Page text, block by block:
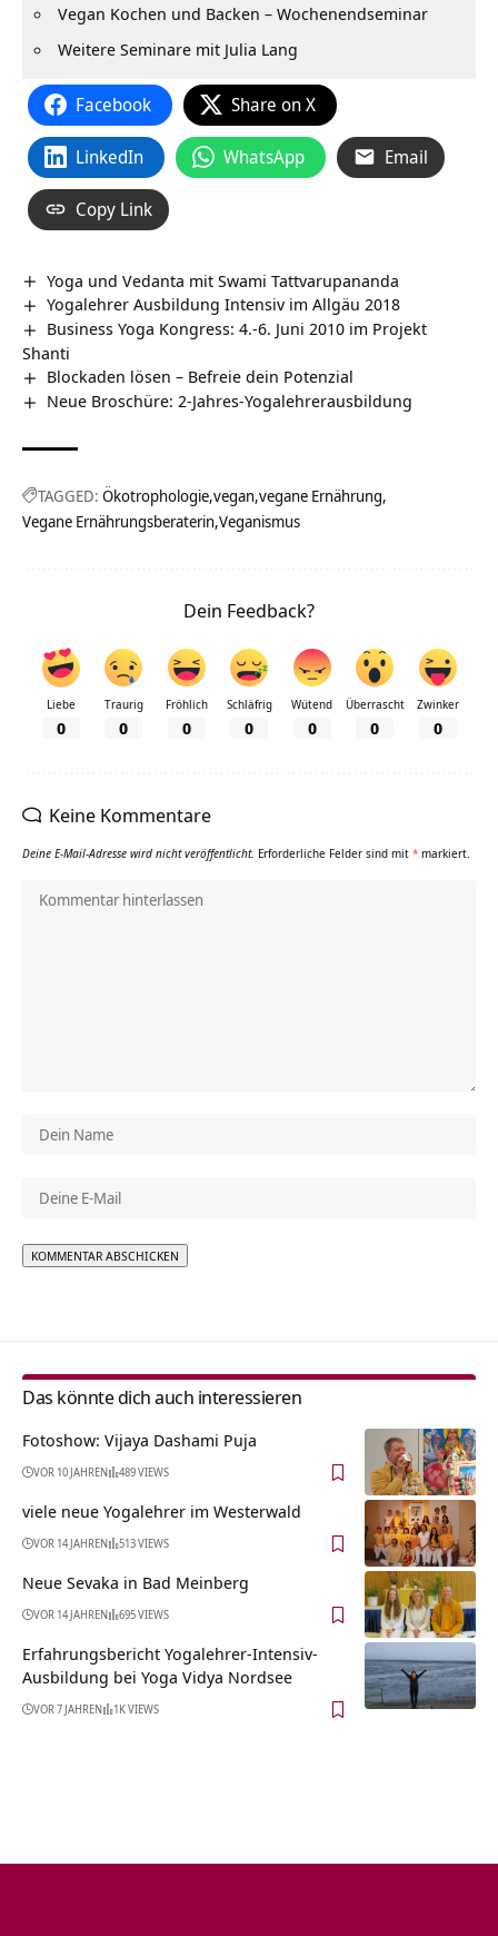
Vegan Kochen und Backen – Wochenendseminar
Weitere Seminare mit Julia Lang
Facebook Share on X
LinkedIn WhatsApp Email
Copy Link
Yoga und Vedanta mit Swami Tattvarupananda
Yogalehrer Ausbildung Intensiv im Allgäu 2018
Business Yoga Kongress: 4.-6. Juni 2010 im Projekt
Shanti
Blockaden lösen – Befreie dein Potenzial
Neue Broschüre: 2-Jahres-Yogalehrerausbildung
TAGGED: Ökotrophologie vegan vegane Ernährung
Vegane Ernährungsberaterin Veganismus
Dein Feedback?
Liebe
0
Traurig
0
Fröhlich
0
Schläfrig
0
Wütend
0
Überrascht
0
Zwinker
0
Keine Kommentare
Deine E-Mail-Adresse wird nicht veröffentlicht. Erforderliche Felder sind mit * markiert.
Das könnte dich auch interessieren
Fotoshow: Vijaya Dashami Puja
VOR 10 JAHREN 489 VIEWS
viele neue Yogalehrer im Westerwald
VOR 14 JAHREN 513 VIEWS
Neue Sevaka in Bad Meinberg
VOR 14 JAHREN 695 VIEWS
Erfahrungsbericht Yogalehrer-Intensiv-
Ausbildung bei Yoga Vidya Nordsee
VOR 7 JAHREN 1K VIEWS